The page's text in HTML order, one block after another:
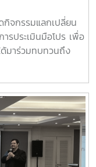
จกรรมแลกเปลี่ยน
รประเมินมือโปร เพื่อ
ด้มาร่วมทบทวนถึง
ะมีประสิทธิภาพ และ
บัติงานประกัน
รรมนี้ มีเจ้าหน้าที่ผู้
านเข้าร่วมแลก
อข้อเสนอแนะเพื่อ
พต่อไป# QA
ภาพ# กองพัฒนา